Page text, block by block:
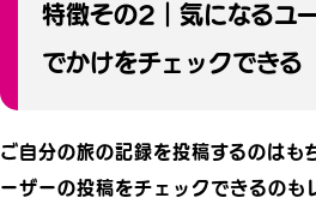
特徴その2｜気になるユ
でかけをチェックできる
ご自分の旅の記録を投稿するのはも
ーザーの投稿をチェックできるのも